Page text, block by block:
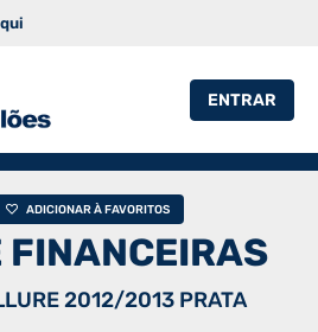
ENTRAR
ADICIONAR À FAVORITOS
FINANCEIRAS
2012/2013 PRATA